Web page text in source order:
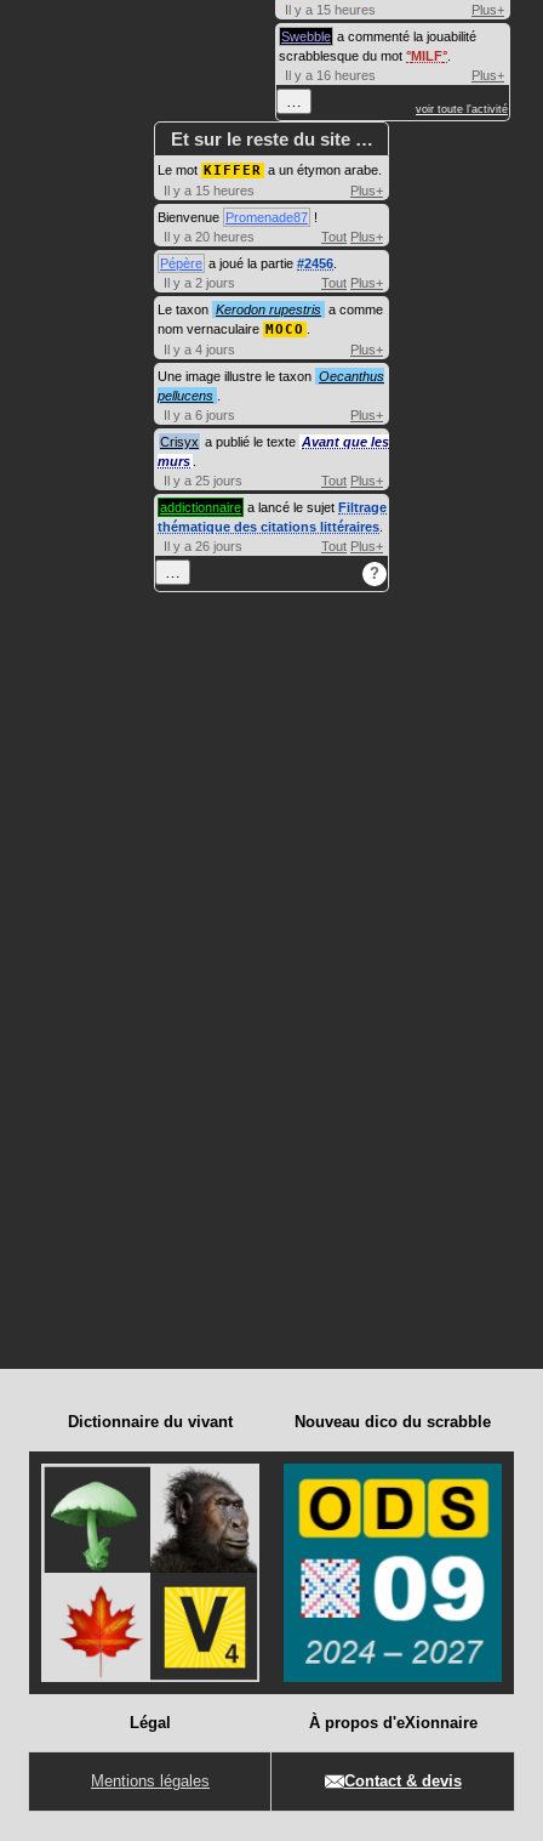
Il y a 15 heures
Plus+
Swebble a commenté la jouabilité
scrabblesque du mot MILF
Il y a 16 heures
Plus+
… voir toute l'activité
Et sur le reste du site …
Le mot KIFFER a un étymon arabe.
Il y a 15 heures
Plus+
Bienvenue Promenade87 !
Il y a 20 heures
Tout Plus+
Pépère a joué la partie #2456
Il y a 2 jours
Tout Plus+
Le taxon Kerodon rupestris a comme
nom vernaculaire MOCO
Il y a 4 jours
Plus+
Une image illustre le taxon Oecanthus
pellucens
Il y a 6 jours
Plus+
Crisyx a publié le texte Avant que les
murs
Il y a 25 jours
Tout Plus+
addictionnaire a lancé le sujet Filtrage
thématique des citations littéraires
Il y a 26 jours
Tout Plus+
… ?
Dictionnaire du vivant Nouveau dico du scrabble
Légal
Mentions légales
À propos d'eXionnaire
Contact & devis